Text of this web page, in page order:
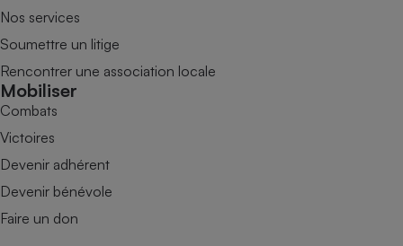
Nos services
Soumettre un litige
Rencontrer une association locale
Mobiliser
Combats
Victoires
Devenir adhérent
Devenir bénévole
Faire un don